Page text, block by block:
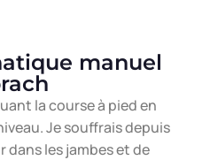
manuel
la course à pied en
Je souffrais depuis
les jambes et de